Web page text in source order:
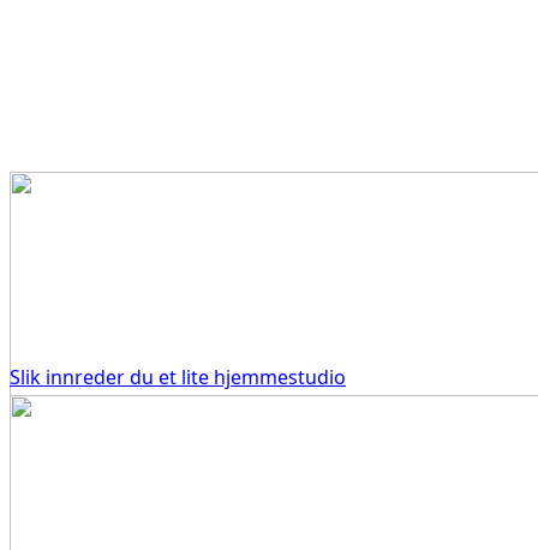
Slik innreder du et lite hjemmestudio